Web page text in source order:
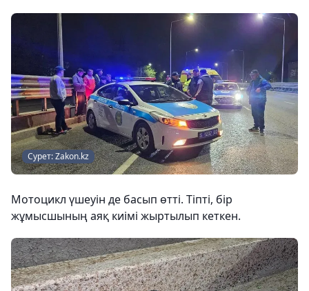
Сурет: Zakon.kz
Мотоцикл үшеуін де басып өтті. Тіпті, бір
жұмысшының аяқ киімі жыртылып кеткен.